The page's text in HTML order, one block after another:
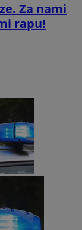
Za nami
rapu!